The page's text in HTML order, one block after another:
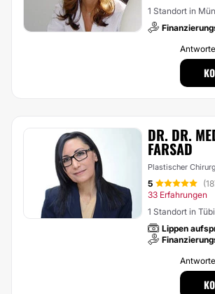
1 Standort in
DR. DR.
FARSAD
Plastischer Chirurg
5
33 Erfahrungen
1 Standort in
Lippen